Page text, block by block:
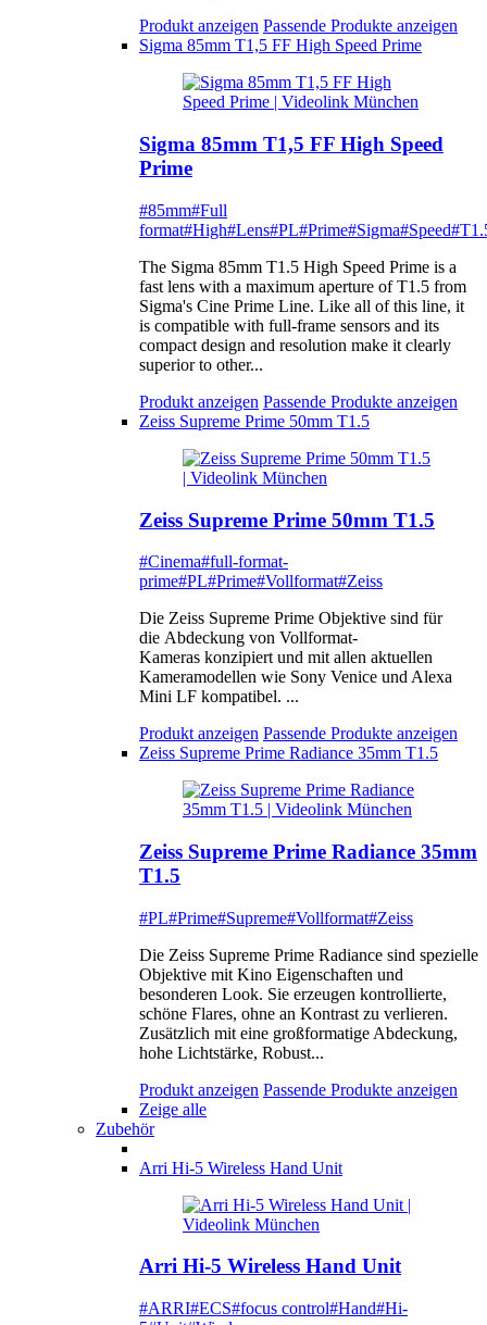
Produkt anzeigen Passende Produkte anzeigen
Sigma 85mm T1,5 FF High Speed Prime
Sigma 85mm T1,5 FF High Speed
Prime
#85mm#Full
format#High#Lens#PL#Prime#Sigma#Speed
The Sigma 85mm T1.5 High Speed Prime is a
fast lens with a maximum aperture of T1.5 from
Sigma's Cine Prime Line. Like all of this line, it
is compatible with full-frame sensors and its
compact design and resolution make it clearly
superior to other...
Produkt anzeigen Passende Produkte anzeigen
Zeiss Supreme Prime 50mm T1.5
Zeiss Supreme Prime 50mm T1.5
#Cinema#full-format-
prime#PL#Prime#Vollformat#Zeiss
Die Zeiss Supreme Prime Objektive sind für
die Abdeckung von Vollformat-
Kameras konzipiert und mit allen aktuellen
Kameramodellen wie Sony Venice und Alexa
Mini LF kompatibel. ...
Produkt anzeigen Passende Produkte anzeigen
Zeiss Supreme Prime Radiance 35mm T1.5
Zeiss Supreme Prime Radiance 35mm
T1.5
#PL#Prime#Supreme#Vollformat#Zeiss
Die Zeiss Supreme Prime Radiance sind spezielle
Objektive mit Kino Eigenschaften und
besonderen Look. Sie erzeugen kontrollierte,
schöne Flares, ohne an Kontrast zu verlieren.
Zusätzlich mit eine großformatige Abdeckung,
hohe Lichtstärke, Robust...
Produkt anzeigen Passende Produkte anzeigen
Zeige alle
Zubehör
Arri Hi-5 Wireless Hand Unit
Arri Hi-5 Wireless Hand Unit
#ARRI#ECS#focus control#Hand#Hi-